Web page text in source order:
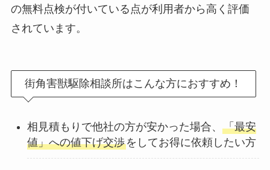
の無料点検が付いている点が利用者から高く評価
されています。
街角害獣駆除相談所はこんな方におすすめ！
相見積もりで他社の方が安かった場合、 「最安
値」への値下げ交渉をしてお得に依頼したい方